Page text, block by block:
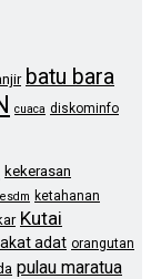
batu bara
cuaca diskominfo
kekerasan
ketahanan
Kutai
adat orangutan
pulau maratua